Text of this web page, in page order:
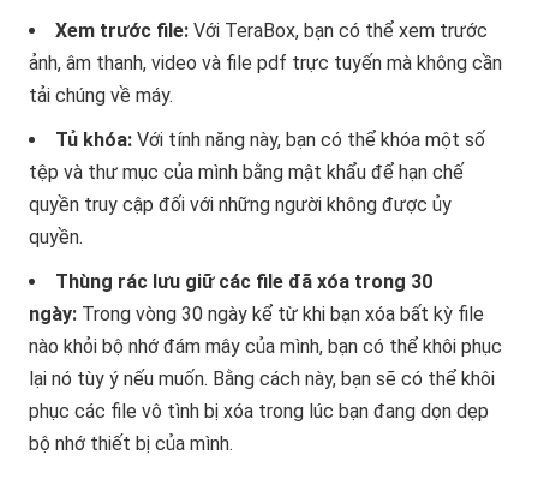
Xem trước file:Với TeraBox, bạn có thể xem trước
ảnh, âm thanh, video và file pdf trực tuyến mà không cần
tải chúng về máy.
Tủ khóa:Với tính năng này, bạn có thể khóa một số
tệp và thư mục của mình bằng mật khẩu để hạn chế
quyền truy cập đối với những người không được ủy
quyền.
Thùng rác lưu giữ các file đã xóa trong 30
ngày: Trong vòng 30 ngày kể từ khi bạn xóa bất kỳ file
nào khỏi bộ nhớ đám mây của mình, bạn có thể khôi phục
lại nó tùy ý nếu muốn. Bằng cách này, bạn sẽ có thể khôi
phục các file vô tình bị xóa trong lúc bạn đang dọn dẹp
bộ nhớ thiết bị của mình.